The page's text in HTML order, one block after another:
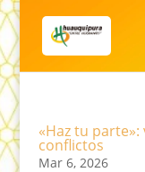
«Haz tu
conflictos
Mar 6, 2026